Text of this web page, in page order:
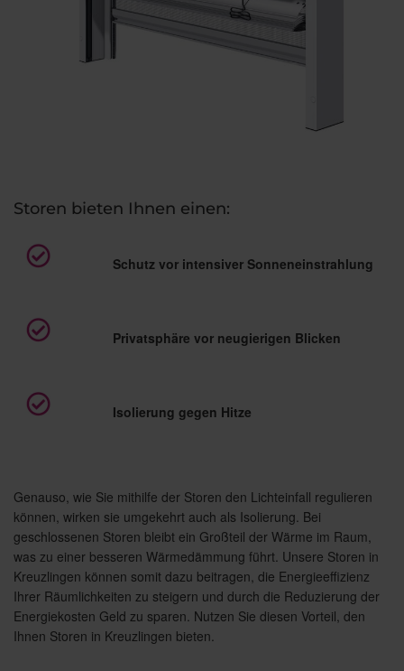
Storen bieten Ihnen einen:
Schutz vor intensiver Sonneneinstrahlung
Privatsphäre vor neugierigen Blicken
Isolierung gegen Hitze
Genauso, wie Sie mithilfe der Storen den Lichteinfall regulieren
können, wirken sie umgekehrt auch als Isolierung. Bei
geschlossenen Storen bleibt ein Großteil der Wärme im Raum,
was zu einer besseren Wärmedämmung führt. Unsere Storen in
Kreuzlingen können somit dazu beitragen, die Energieeffizienz
Ihrer Räumlichkeiten zu steigern und durch die Reduzierung der
Energiekosten Geld zu sparen. Nutzen Sie diesen Vorteil, den
Ihnen Storen in Kreuzlingen bieten.